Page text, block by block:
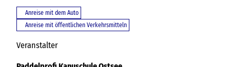
Anreise mit dem Auto
Anreise mit öffentlichen Verkehrsmitteln
Veranstalter